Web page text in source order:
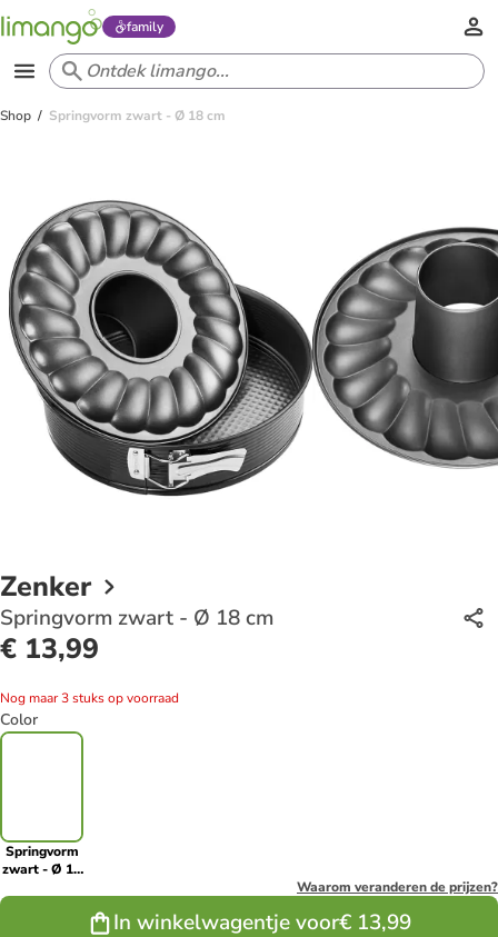
family
Shop Springvorm zwart - Ø 18 cm
Zenker
Springvorm zwart - Ø 18 cm
€ 13,99
Nog maar 3 stuks op voorraad
Color
Springvorm
zwart - Ø 18
Waarom veranderen de prijzen?
In winkelwagentje voor€ 13,99